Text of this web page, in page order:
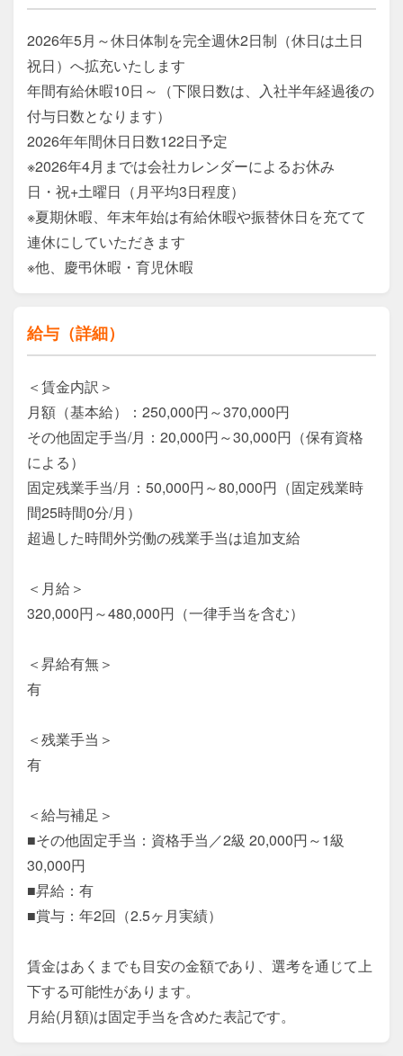
2026年5月～休日体制を完全週休2日制（休日は土日
祝日）へ拡充いたします
年間有給休暇10日～（下限日数は、入社半年経過後の
付与日数となります）
2026年年間休日日数122日予定
※2026年4月までは会社カレンダーによるお休み
日・祝+土曜日（月平均3日程度）
※夏期休暇、年末年始は有給休暇や振替休日を充てて
連休にしていただきます
※他、慶弔休暇・育児休暇
給与（詳細）
＜賃金内訳＞
月額（基本給）：250,000円～370,000円
その他固定手当/月：20,000円～30,000円（保有資格
による）
固定残業手当/月：50,000円～80,000円（固定残業時
間25時間0分/月）
超過した時間外労働の残業手当は追加支給
＜月給＞
320,000円～480,000円（一律手当を含む）
＜昇給有無＞
有
＜残業手当＞
有
＜給与補足＞
■その他固定手当：資格手当／2級 20,000円～1級
30,000円
■昇給：有
■賞与：年2回（2.5ヶ月実績）
賃金はあくまでも目安の金額であり、選考を通じて上
下する可能性があります。
月給(月額)は固定手当を含めた表記です。